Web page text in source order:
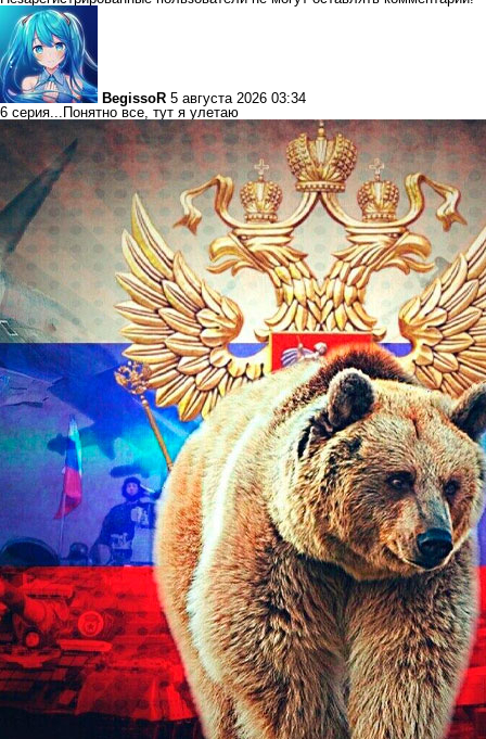
BegissoR 5 августа 2026 03:34
6 серия...Понятно все, тут я улетаю